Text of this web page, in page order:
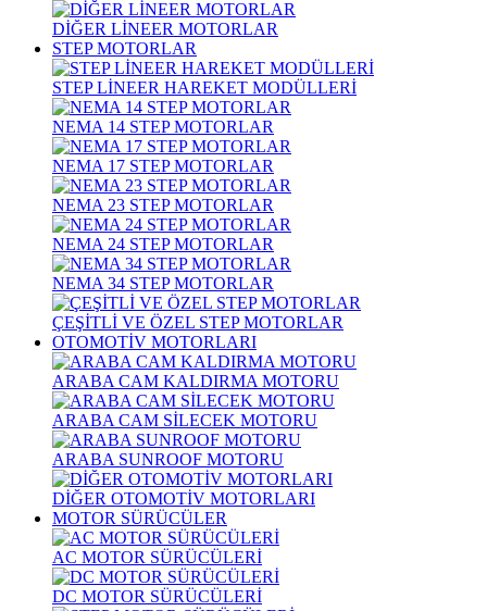
DİĞER LİNEER MOTORLAR
STEP MOTORLAR
STEP LİNEER HAREKET MODÜLLERİ
NEMA 14 STEP MOTORLAR
NEMA 17 STEP MOTORLAR
NEMA 23 STEP MOTORLAR
NEMA 24 STEP MOTORLAR
NEMA 34 STEP MOTORLAR
ÇEŞİTLİ VE ÖZEL STEP MOTORLAR
OTOMOTİV MOTORLARI
ARABA CAM KALDIRMA MOTORU
ARABA CAM SİLECEK MOTORU
ARABA SUNROOF MOTORU
DİĞER OTOMOTİV MOTORLARI
MOTOR SÜRÜCÜLER
AC MOTOR SÜRÜCÜLERİ
DC MOTOR SÜRÜCÜLERİ